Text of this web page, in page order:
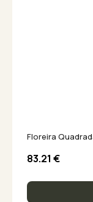
Floreira
83.21 €